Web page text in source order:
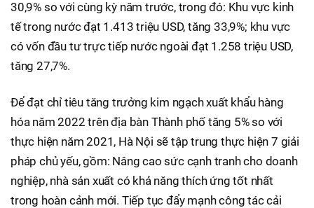
30,9% so với cùng kỳ năm trước, trong đó: Khu vực kinh
tế trong nước đạt 1.413 triệu USD, tăng 33,9%; khu vực
có vốn đầu tư trực tiếp nước ngoài đạt 1.258 triệu USD,
tăng 27,7%.
Để đạt chỉ tiêu tăng trưởng kim ngạch xuất khẩu hàng
hóa năm 2022 trên địa bàn Thành phố tăng 5% so với
thực hiện năm 2021, Hà Nội sẽ tập trung thực hiện 7 giải
pháp chủ yếu, gồm: Nâng cao sức cạnh tranh cho doanh
nghiệp, nhà sản xuất có khả năng thích ứng tốt nhất
trong hoàn cảnh mới. Tiếp tục đẩy mạnh công tác cải